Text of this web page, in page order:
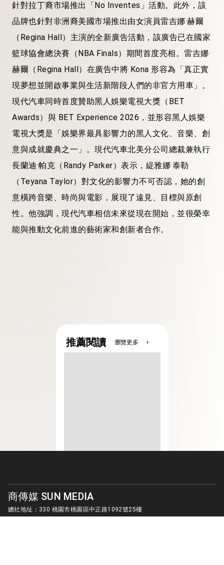
針對拉丁裔市場推出「No Inventes」活動。此外，該
品牌也針對非洲裔美國市場推出由女演員雷吉娜·赫爾
（Regina Hall）主演的全新廣告活動，該廣告已在國家
籃球協會總決賽（NBA Finals）期間首度亮相。雷吉娜·
赫爾（Regina Hall）在廣告中將 Kona 形容為「真正實
現夢想並開啟事業與生活新階段人們的非官方用車」。
現代汽車同時首度贊助黑人娛樂電視大獎（BET
Awards）與 BET Experience 2026，並形容黑人娛樂
電視大獎是「娛樂界最具影響力的黑人文化、音樂、創
意與成就慶典之一」。現代汽車北美分公司總裁兼執行
長蘭迪·帕克（Randy Parker）表示，緹雅娜·泰勒
（Teyana Taylor）對文化的影響力不可否認，她的創
意橫跨音樂、時尚與電影，展現了遠見、目標與原創
性。他強調，現代汽車相信未來從現在開始，並很榮幸
能與推動文化前進的藝術家和創新者合作。
推薦閱讀 瀏覽更多 chevron_right
商傳媒 SUN MEDIA
總社地址：330 桃園市桃園區中正路1092號25樓